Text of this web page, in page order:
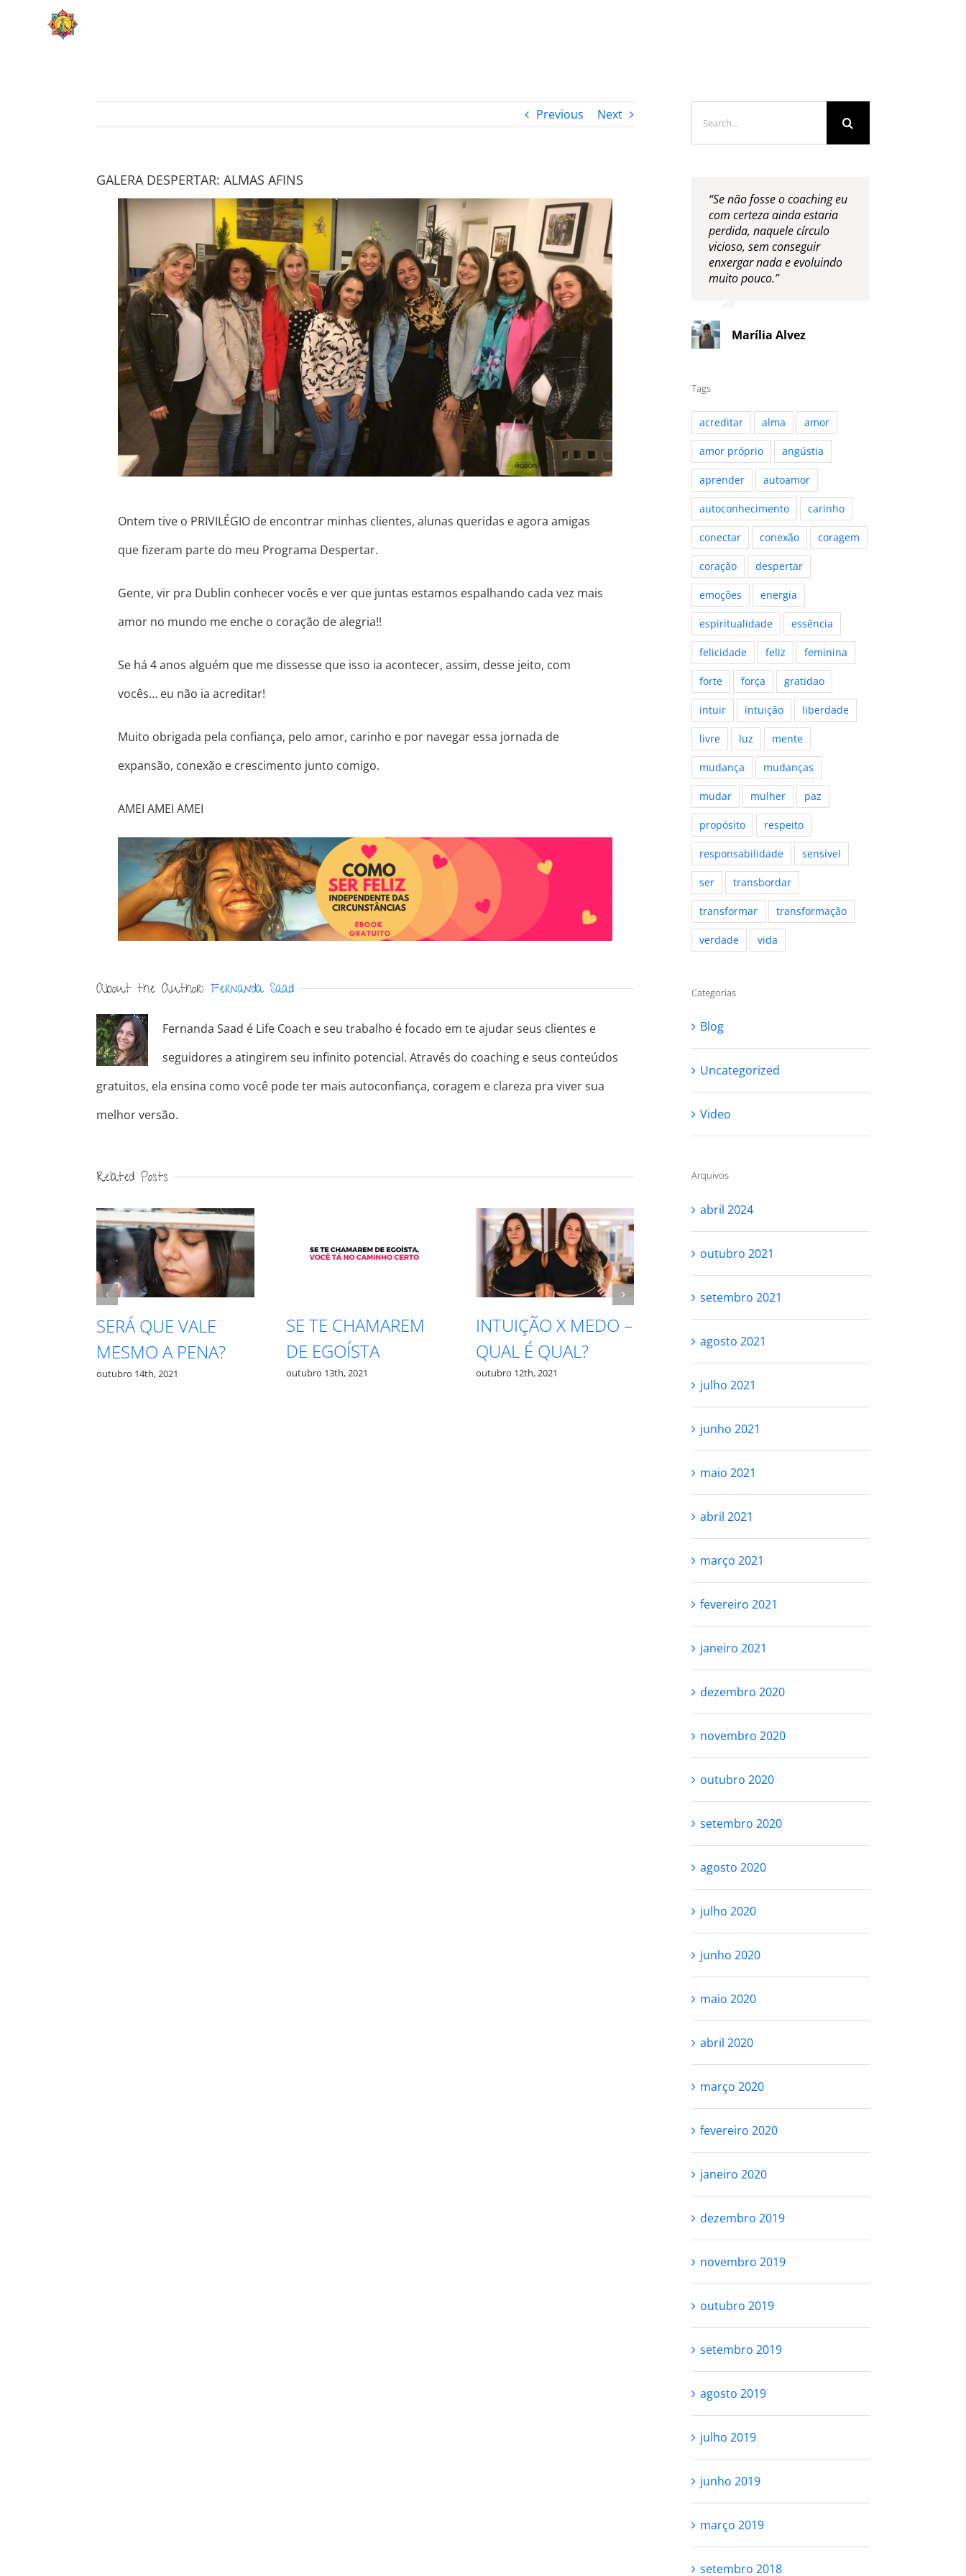
Previous Next
GALERA DESPERTAR: ALMAS AFINS
Ontem tive o PRIVILÉGIO de encontrar minhas clientes, alunas queridas e agora amigas
que fizeram parte do meu Programa Despertar.
Gente, vir pra Dublin conhecer vocês e ver que juntas estamos espalhando cada vez mais
amor no mundo me enche o coração de alegria!!
Se há 4 anos alguém que me dissesse que isso ia acontecer, assim, desse jeito, com
vocês… eu não ia acreditar!
Muito obrigada pela confiança, pelo amor, carinho e por navegar essa jornada de
expansão, conexão e crescimento junto comigo.
AMEI AMEI AMEI
About the Author:Fernanda Saad
Fernanda Saad é Life Coach e seu trabalho é focado em te ajudar seus clientes e
seguidores a atingirem seu infinito potencial. Através do coaching e seus conteúdos
gratuitos, ela ensina como você pode ter mais autoconfiança, coragem e clareza pra viver sua
melhor versão.
Related Posts
SE TE CHAMAREM
DE EGOÍSTA
outubro 13th, 2021
INTUIÇÃO X MEDO –
QUAL É QUAL?
outubro 12th, 2021
RESPEITE SEU
PROCESSO
outubro 27th, 2021
VOCÊ NÃO PRECISA
SER PERFEITA PRA
SE AMAR
SERÁ QUE VALE
for:
“Se não fosse o coaching eu
com certeza ainda estaria
perdida, naquele círculo
vicioso, sem conseguir
enxergar nada e evoluindo
muito pouco.”
Marília Alvez
Tags
acreditar alma amor
amor próprio angústia
aprender autoamor
autoconhecimento carinho
conectar conexão coragem
coração despertar
emoções energia
espiritualidade essência
felicidade feliz feminina
forte força gratidao
intuir intuição liberdade
livre luz mente
mudança mudanças
mudar mulher paz
propósito respeito
responsabilidade sensível
ser transbordar
transformar transformação
verdade vida
Categorias
Blog
Uncategorized
Video
Arquivos
abril 2024
outubro 2021
setembro 2021
agosto 2021
julho 2021
junho 2021
maio 2021
abril 2021
março 2021
fevereiro 2021
janeiro 2021
dezembro 2020
novembro 2020
outubro 2020
setembro 2020
agosto 2020
julho 2020
junho 2020
maio 2020
abril 2020
março 2020
fevereiro 2020
janeiro 2020
dezembro 2019
novembro 2019
outubro 2019
setembro 2019
agosto 2019
julho 2019
junho 2019
março 2019
setembro 2018